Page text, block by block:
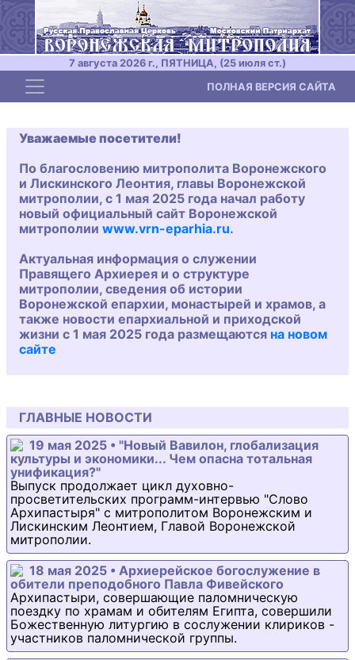
7 августа 2026 г., ПЯТНИЦА, (25 июля ст.)
Toggle navigation ПОЛНАЯ ВЕРСИЯ САЙТА
Уважаемые посетители!
По благословению митрополита Воронежского
и Лискинского Леонтия, главы Воронежской
митрополии, с 1 мая 2025 года начал работу
новый официальный сайт Воронежской
митрополии www.vrn-eparhia.ru.
Актуальная информация о служении
Правящего Архиерея и о структуре
митрополии, сведения об истории
Воронежской епархии, монастырей и храмов, а
также новости епархиальной и приходской
жизни с 1 мая 2025 года размещаются на новом
сайте
ГЛАВНЫЕ НОВОСТИ
19 мая 2025 • "Новый Вавилон, глобализация
культуры и экономики... Чем опасна тотальная
унификация?"
Выпуск продолжает цикл духовно-
просветительских программ-интервью "Слово
Архипастыря" с митрополитом Воронежским и
Лискинским Леонтием, Главой Воронежской
митрополии.
18 мая 2025 • Архиерейское богослужение в
обители преподобного Павла Фивейского
Архипастыри, совершающие паломническую
поездку по храмам и обителям Египта, совершили
Божественную литургию в сослужении клириков -
участников паломнической группы.